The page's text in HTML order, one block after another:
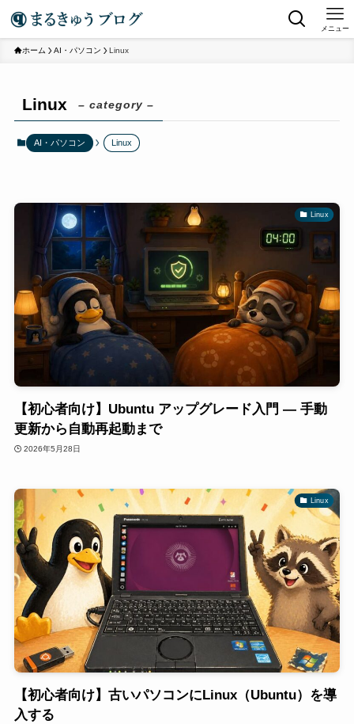
メニュー
ホーム AI・パソコン Linux
Linux – category –
AI・パソコン Linux
Linux
【初心者向け】Ubuntu アップグレード入門 — 手動
更新から自動再起動まで
2026年5月28日
Linux
【初心者向け】古いパソコンにLinux（Ubuntu）を導
入する